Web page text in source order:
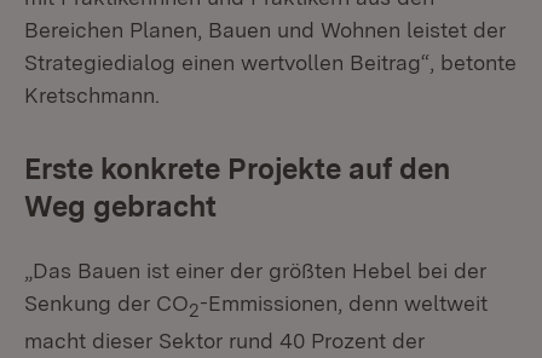
Bereichen Planen, Bauen und Wohnen leistet der
Strategiedialog einen wertvollen Beitrag“, betonte
Kretschmann.
Erste konkrete Projekte auf den
Weg gebracht
„Das Bauen ist einer der größten Hebel bei der
Senkung der CO2-Emmissionen, denn weltweit
macht dieser Sektor rund 40 Prozent der